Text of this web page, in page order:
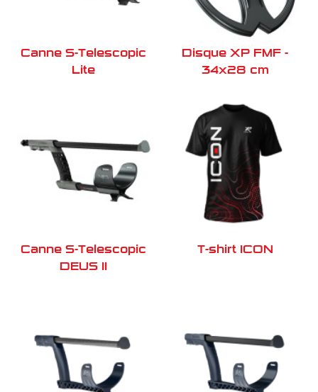
Canne S-Telescopic
Lite
Disque XP FMF -
34x28 cm
Canne S-Telescopic
DEUS II
T-shirt ICON